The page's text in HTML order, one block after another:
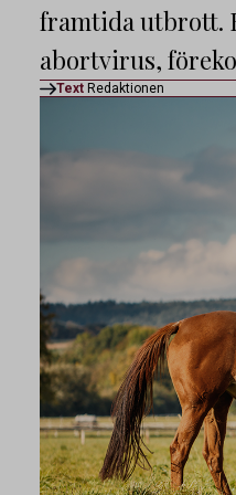
framtida utbrott.
abortvirus,
Text Redaktionen